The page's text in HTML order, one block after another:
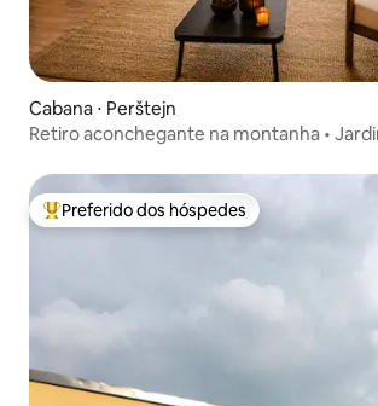
Cabana ⋅ Perštejn
Retiro aconchegante na montanha •
Entre os melhores preferidos dos hóspedes
Preferido dos hóspedes